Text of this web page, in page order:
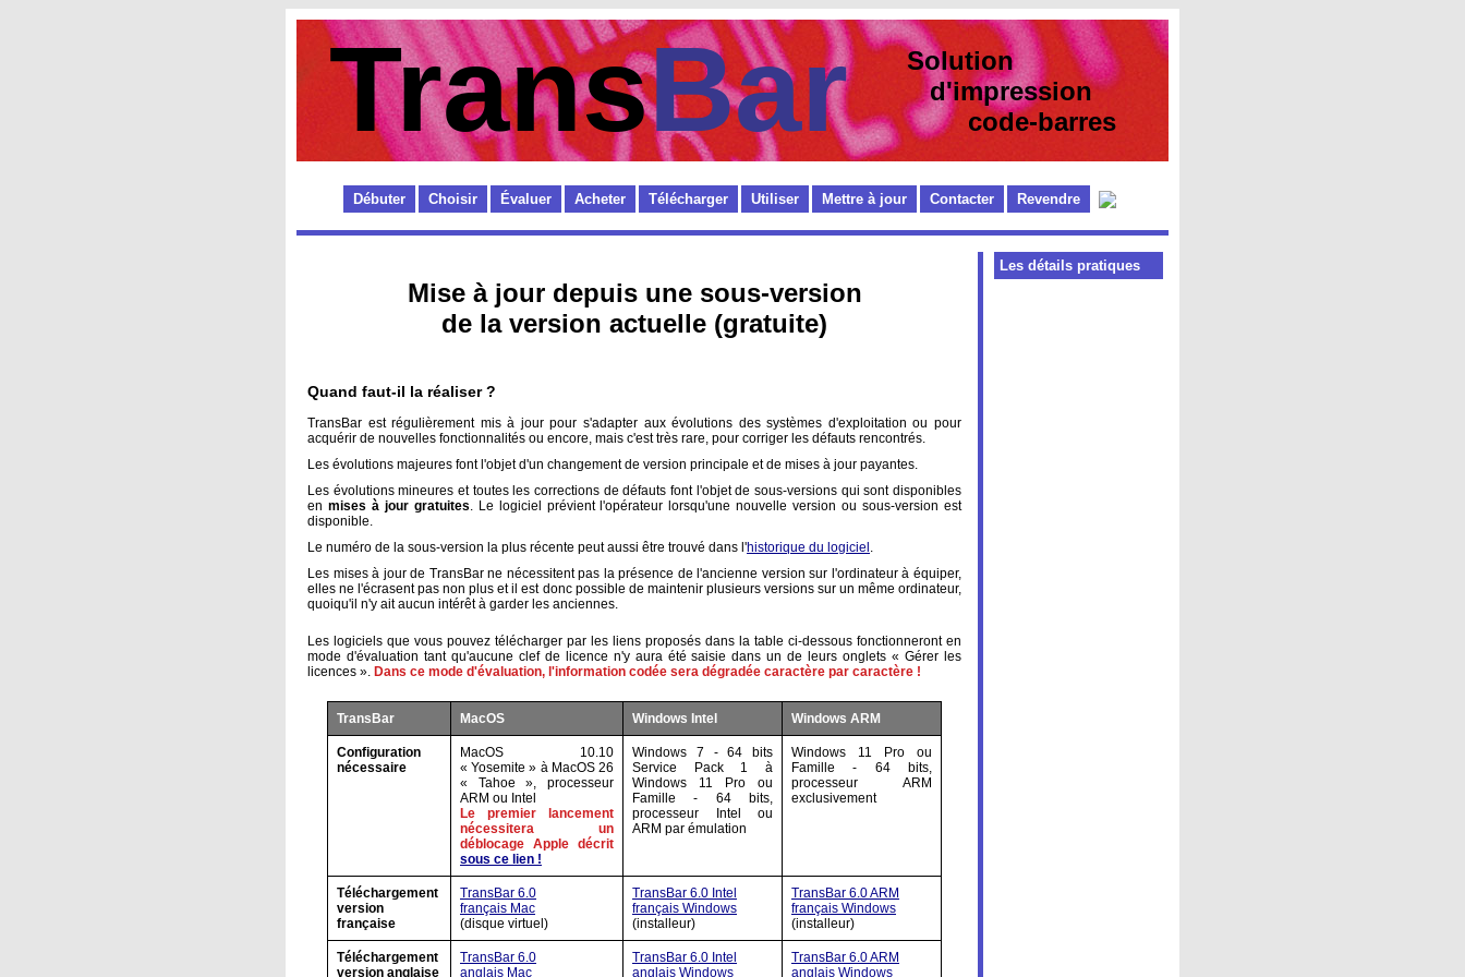
TransBar
Solution
d'impression
code-barres
Débuter Choisir Évaluer Acheter Télécharger Utiliser Mettre à jour Contacter Revendre
Mise à jour depuis une sous-version
de la version actuelle (gratuite)
Quand faut-il la réaliser ?
TransBar est régulièrement mis à jour pour s'adapter aux évolutions des systèmes d'exploitation ou pour
acquérir de nouvelles fonctionnalités ou encore, mais c'est très rare, pour corriger les défauts rencontrés.
Les évolutions majeures font l'objet d'un changement de version principale et de mises à jour payantes.
Les évolutions mineures et toutes les corrections de défauts font l'objet de sous-versions qui sont disponibles
en mises à jour gratuites. Le logiciel prévient l'opérateur lorsqu'une nouvelle version ou sous-version est
disponible.
Le numéro de la sous-version la plus récente peut aussi être trouvé dans l'historique du logiciel .
Les mises à jour de TransBar ne nécessitent pas la présence de l'ancienne version sur l'ordinateur à équiper,
elles ne l'écrasent pas non plus et il est donc possible de maintenir plusieurs versions sur un même ordinateur,
quoiqu'il n'y ait aucun intérêt à garder les anciennes.
Les logiciels que vous pouvez télécharger par les liens proposés dans la table ci-dessous fonctionneront en
mode d'évaluation tant qu'aucune clef de licence n'y aura été saisie dans un de leurs onglets « Gérer les
licences ». Dans ce mode d'évaluation, l'information codée sera dégradée caractère par caractère !
TransBar MacOS Windows Intel Windows ARM
Configuration
nécessaire
MacOS 10.10
« Yosemite » à MacOS 26
« Tahoe », processeur
ARM ou Intel
Le premier lancement
nécessitera un
déblocage Apple décrit
sous ce lien !
Windows 7 - 64 bits
Service Pack 1 à
Windows 11 Pro ou
Famille - 64 bits,
processeur Intel ou
ARM par émulation
Windows 11 Pro ou
Famille - 64 bits,
processeur ARM
exclusivement
Téléchargement
version
française
TransBar 6.0
français Mac
(disque virtuel)
TransBar 6.0 Intel
français Windows
(installeur)
TransBar 6.0 ARM
français Windows
(installeur)
Téléchargement
version anglaise
TransBar 6.0
anglais Mac
TransBar 6.0 Intel
anglais Windows
TransBar 6.0 ARM
anglais Windows
Les détails pratiques